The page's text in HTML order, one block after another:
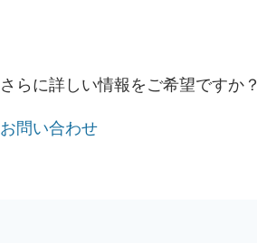
さらに詳しい情報をご希望ですか？
お問い合わせ